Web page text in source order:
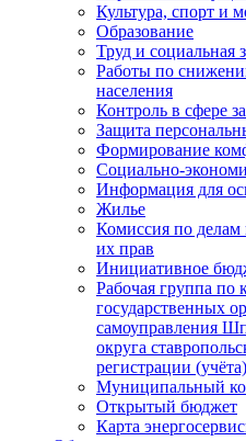
Культура, спорт и
Образование
Труд и социальная
Работы по
населения
Контроль в сфере
Защита
Формирование
Социально-
Информация для
Жилье
Комиссия по делам
их прав
Инициативное
Рабочая группа по
государственных
самоуправления
округа
регистрации
Муниципальный
Открытый бюджет
Карта